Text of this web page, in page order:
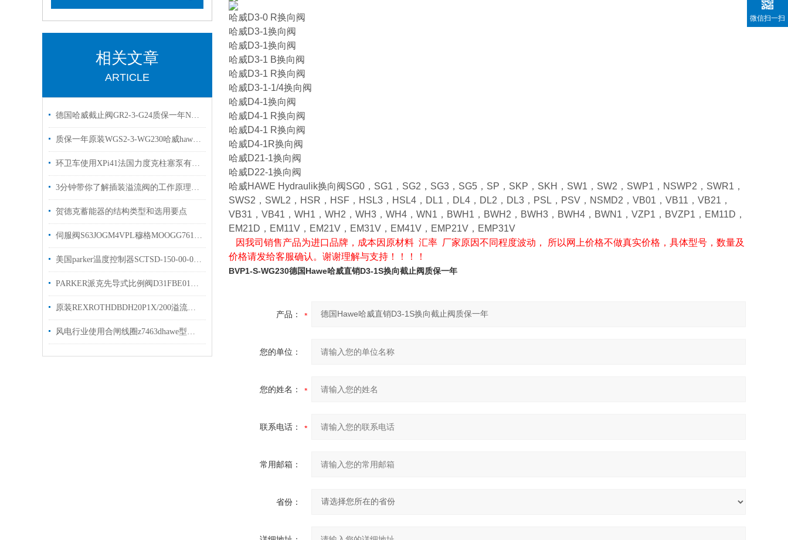
相关文章
ARTICLE
德国哈威截止阀GR2-3-G24质保一年NGR2-1R-N24现货
质保一年原装WGS2-3-WG230哈威hawe换向阀
环卫车使用XPi41法国力度克柱塞泵有库存欢迎选购
3分钟带你了解插装溢流阀的工作原理和作用
贺德克蓄能器的结构类型和选用要点
伺服阀S63JOGM4VPL穆格MOOGG761-3005B
美国parker温度控制器SCTSD-150-00-07技术资料原装现货
PARKER派克先导式比例阀D31FBE01CC4NF00原装出售
原装REXROTHDBDH20P1X/200溢流阀R900432103简介
风电行业使用合闸线圈z7463dhawe型号gr2-0kb-g5/30×48现货
哈威D3-0 R换向阀
哈威D3-1换向阀
哈威D3-1换向阀
哈威D3-1 B换向阀
哈威D3-1 R换向阀
哈威D3-1-1/4换向阀
哈威D4-1换向阀
哈威D4-1 R换向阀
哈威D4-1 R换向阀
哈威D4-1R换向阀
哈威D21-1换向阀
哈威D22-1换向阀
哈威HAWE Hydraulik换向阀SG0，SG1，SG2，SG3，SG5，SP，SKP，SKH，SW1，SW2，SWP1，NSWP2，SWR1，
SWS2，SWL2，HSR，HSF，HSL3，HSL4，DL1，DL4，DL2，DL3，PSL，PSV，NSMD2，VB01，VB11，VB21，
VB31，VB41，WH1，WH2，WH3，WH4，WN1，BWH1，BWH2，BWH3，BWH4，BWN1，VZP1，BVZP1，EM11D，
EM21D，EM11V，EM21V，EM31V，EM41V，EMP21V，EMP31V
因我司销售产品为进口品牌，成本因原材料 汇率 厂家原因不同程度波动， 所以网上价格不做真实价格，具体型号，数量及
价格请发给客服确认。谢谢理解与支持！！！！
BVP1-S-WG230德国Hawe哈威直销D3-1S换向截止阀质保一年
产品：
您的单位：
您的姓名：
联系电话：
常用邮箱：
省份：
微信扫一扫